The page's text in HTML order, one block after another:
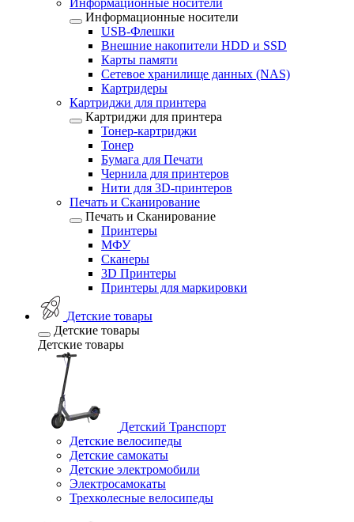
Информационные носители
Информационные носители
USB-Флешки
Внешние накопители HDD и SSD
Карты памяти
Сетевое хранилище данных (NAS)
Картридеры
Картриджи для принтера
Картриджи для принтера
Тонер-картриджи
Тонер
Бумага для Печати
Чернила для принтеров
Нити для 3D-принтеров
Печать и Сканирование
Печать и Сканирование
Принтеры
МФУ
Сканеры
3D Принтеры
Принтеры для маркировки
Детские товары
Детские товары
Детские товары
Детский Транспорт
Детские велосипеды
Детские самокаты
Детские электромобили
Электросамокаты
Трехколесные велосипеды